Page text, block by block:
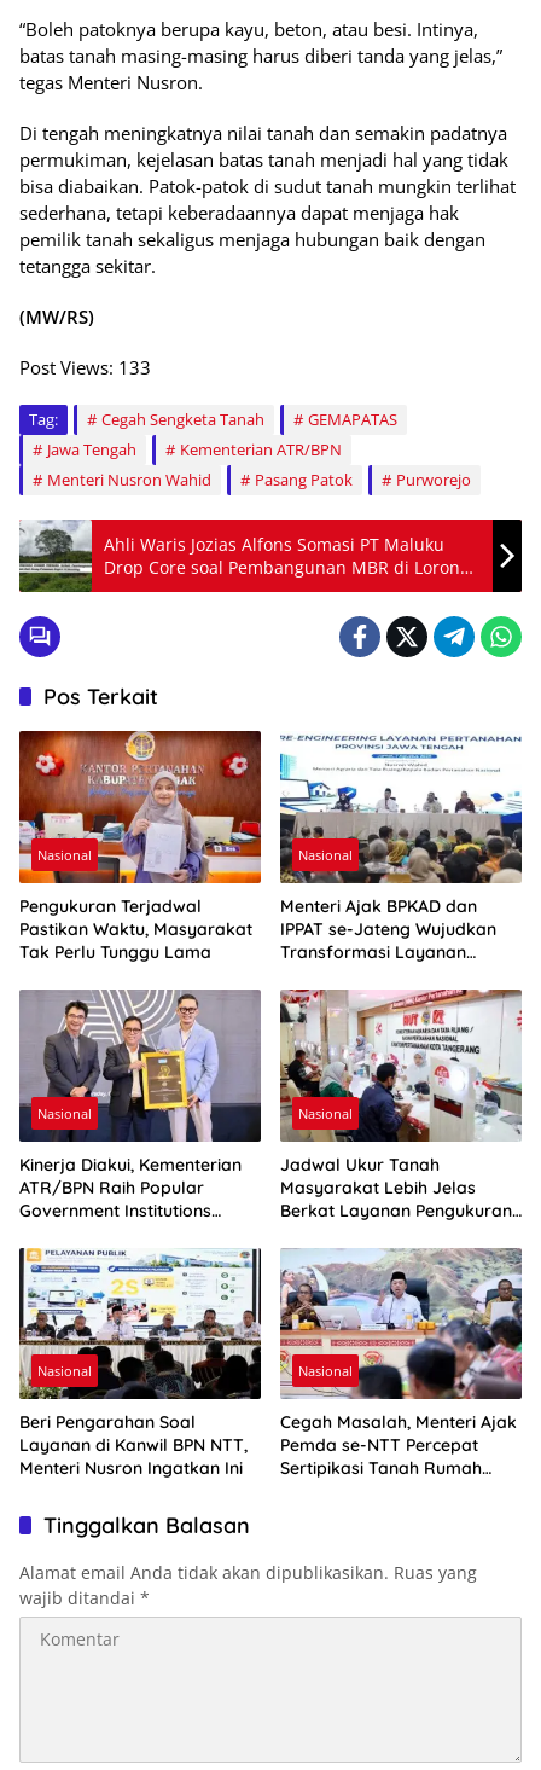
“Boleh patoknya berupa kayu, beton, atau besi. Intinya,
batas tanah masing-masing harus diberi tanda yang jelas,”
tegas Menteri Nusron.
Di tengah meningkatnya nilai tanah dan semakin padatnya
permukiman, kejelasan batas tanah menjadi hal yang tidak
bisa diabaikan. Patok-patok di sudut tanah mungkin terlihat
sederhana, tetapi keberadaannya dapat menjaga hak
pemilik tanah sekaligus menjaga hubungan baik dengan
tetangga sekitar.
(MW/RS)
Post Views: 133
Tag: Cegah Sengketa Tanah
GEMAPATAS
Jawa Tengah
Kementerian ATR/BPN
Menteri Nusron Wahid
Pasang Patok Purworejo
Ahli Waris Jozias Alfons Somasi PT Maluku
Drop Core soal Pembangunan MBR di Lorong
Sekkot Urimessing
Pos Terkait
Nasional
Pengukuran Terjadwal
Pastikan Waktu, Masyarakat
Tak Perlu Tunggu Lama
Nasional
Menteri Ajak BPKAD dan
IPPAT se-Jateng Wujudkan
Transformasi Layanan
Nasional
Kinerja Diakui, Kementerian
ATR/BPN Raih Popular
Government Institutions
Nasional
Jadwal Ukur Tanah
Masyarakat Lebih Jelas
Berkat Layanan Pengukuran
Nasional
Beri Pengarahan Soal
Layanan di Kanwil BPN NTT,
Menteri Nusron Ingatkan Ini
Nasional
Cegah Masalah, Menteri Ajak
Pemda se-NTT Percepat
Sertipikasi Tanah Rumah
Tinggalkan Balasan
Alamat email Anda tidak akan dipublikasikan. Ruas yang
wajib ditandai *